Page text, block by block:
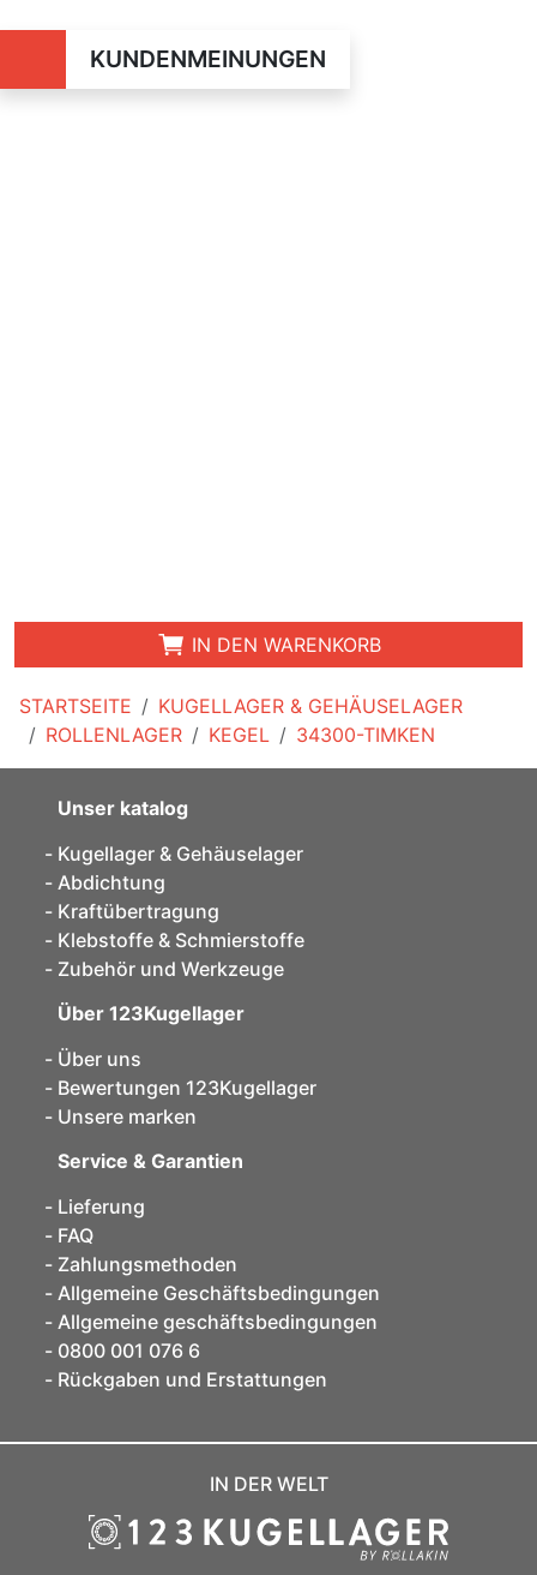
STARTSEITE
KUGELLAGER & GEHÄUSELAGER
ROLLENLAGER
KEGEL 34300-TIMKEN
KUNDENMEINUNGEN
IN DEN WARENKORB
Unser katalog
Kugellager & Gehäuselager
Abdichtung
Kraftübertragung
Klebstoffe & Schmierstoffe
Zubehör und Werkzeuge
Über 123Kugellager
Über uns
Bewertungen 123Kugellager
Unsere marken
Service & Garantien
Lieferung
FAQ
Zahlungsmethoden
Allgemeine Geschäftsbedingungen
Allgemeine geschäftsbedingungen
0800 001 076 6
Rückgaben und Erstattungen
IN DER WELT